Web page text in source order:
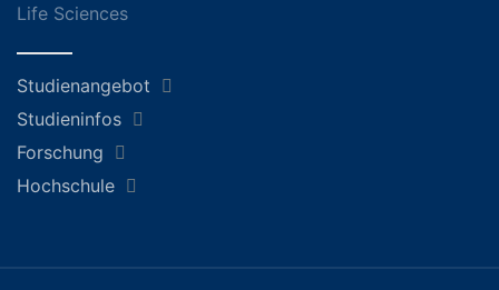
Life Sciences
Studienangebot
Studieninfos
Forschung
Hochschule